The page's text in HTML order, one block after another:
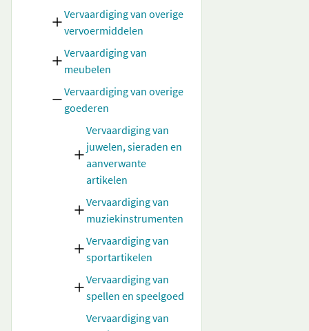
Vervaardiging van overige
vervoermiddelen
Vervaardiging van
meubelen
Vervaardiging van overige
goederen
Vervaardiging van
juwelen, sieraden en
aanverwante
artikelen
Vervaardiging van
muziekinstrumenten
Vervaardiging van
sportartikelen
Vervaardiging van
spellen en speelgoed
Vervaardiging van